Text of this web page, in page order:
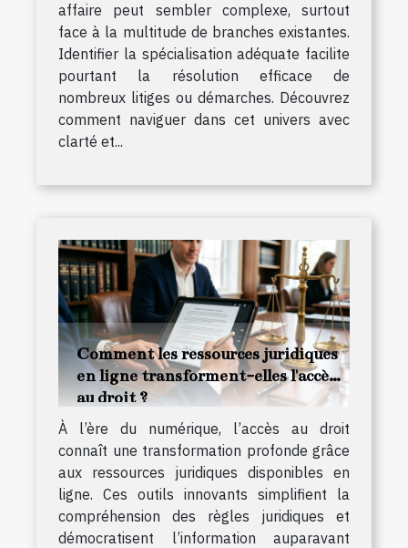
affaire peut sembler complexe, surtout
face à la multitude de branches existantes.
Identifier la spécialisation adéquate facilite
pourtant la résolution efficace de
nombreux litiges ou démarches. Découvrez
comment naviguer dans cet univers avec
clarté et...
Comment les ressources juridiques
en ligne transforment-elles l'accès
au droit ?
À l’ère du numérique, l’accès au droit
connaît une transformation profonde grâce
aux ressources juridiques disponibles en
ligne. Ces outils innovants simplifient la
compréhension des règles juridiques et
démocratisent l’information auparavant